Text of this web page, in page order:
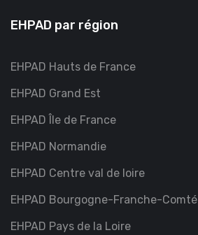
EHPAD par région
EHPAD Hauts de France
EHPAD Grand Est
EHPAD Île de France
EHPAD Normandie
EHPAD Centre val de loire
EHPAD Bourgogne-Franche-Comté
EHPAD Pays de la Loire